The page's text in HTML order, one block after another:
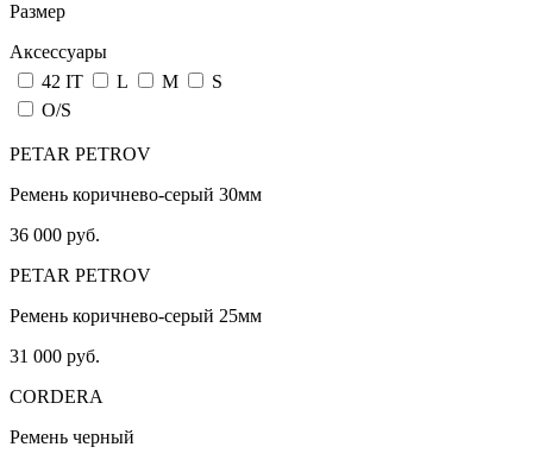
Размер
Аксессуары
42 IT
L M
S
О/S
PETAR PETROV
Ремень коричнево-серый 30мм
36 000 руб.
PETAR PETROV
Ремень коричнево-серый 25мм
31 000 руб.
CORDERA
Ремень черный